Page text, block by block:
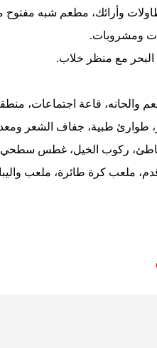
وأرائك، مطعم شبه مفتوح
ومشروبات.
مع منظر خلاب.
والحانه، قاعة اجتماعات،
طوارئ طبية، جفاف الشعر
ركوب الخيل، غطس سطحي،
ملعب كرة طائرة، ملعب